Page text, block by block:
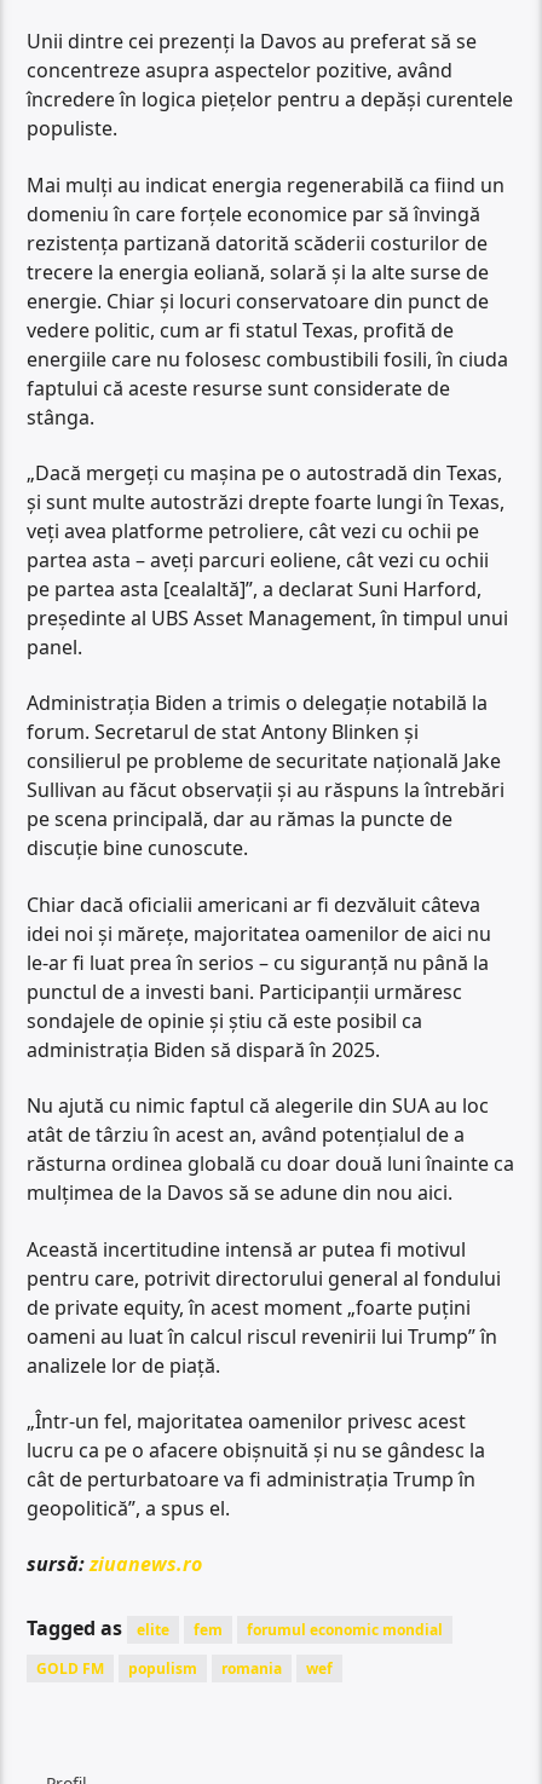
Unii dintre cei prezenți la Davos au preferat să se
concentreze asupra aspectelor pozitive, având
încredere în logica piețelor pentru a depăși curentele
populiste.
Mai mulți au indicat energia regenerabilă ca fiind un
domeniu în care forțele economice par să învingă
rezistența partizană datorită scăderii costurilor de
trecere la energia eoliană, solară și la alte surse de
energie. Chiar și locuri conservatoare din punct de
vedere politic, cum ar fi statul Texas, profită de
energiile care nu folosesc combustibili fosili, în ciuda
faptului că aceste resurse sunt considerate de
stânga.
„Dacă mergeți cu mașina pe o autostradă din Texas,
și sunt multe autostrăzi drepte foarte lungi în Texas,
veți avea platforme petroliere, cât vezi cu ochii pe
partea asta – aveți parcuri eoliene, cât vezi cu ochii
pe partea asta [cealaltă]”, a declarat Suni Harford,
președinte al UBS Asset Management, în timpul unui
panel.
Administrația Biden a trimis o delegație notabilă la
forum. Secretarul de stat Antony Blinken și
consilierul pe probleme de securitate națională Jake
Sullivan au făcut observații și au răspuns la întrebări
pe scena principală, dar au rămas la puncte de
discuție bine cunoscute.
Chiar dacă oficialii americani ar fi dezvăluit câteva
idei noi și mărețe, majoritatea oamenilor de aici nu
le-ar fi luat prea în serios – cu siguranță nu până la
punctul de a investi bani. Participanții urmăresc
sondajele de opinie și știu că este posibil ca
administrația Biden să dispară în 2025.
Nu ajută cu nimic faptul că alegerile din SUA au loc
atât de târziu în acest an, având potențialul de a
răsturna ordinea globală cu doar două luni înainte ca
mulțimea de la Davos să se adune din nou aici.
Această incertitudine intensă ar putea fi motivul
pentru care, potrivit directorului general al fondului
de private equity, în acest moment „foarte puțini
oameni au luat în calcul riscul revenirii lui Trump” în
analizele lor de piață.
„Într-un fel, majoritatea oamenilor privesc acest
lucru ca pe o afacere obișnuită și nu se gândesc la
cât de perturbatoare va fi administrația Trump în
geopolitică”, a spus el.
sursă:ziuanews.ro
Tagged as elite fem
forumul economic mondial
GOLD FM
populism romania wef